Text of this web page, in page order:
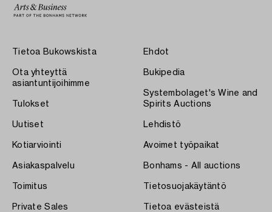
Tietoa Bukowskista
Ota yhteyttä
asiantuntijoihimme
Tulokset
Uutiset
Kotiarviointi
Asiakaspalvelu
Toimitus
Private Sales
Ehdot
Bukipedia
Systembolaget's Wine and
Spirits Auctions
Lehdistö
Avoimet työpaikat
Bonhams - All auctions
Tietosuojakäytäntö
Tietoa evästeistä